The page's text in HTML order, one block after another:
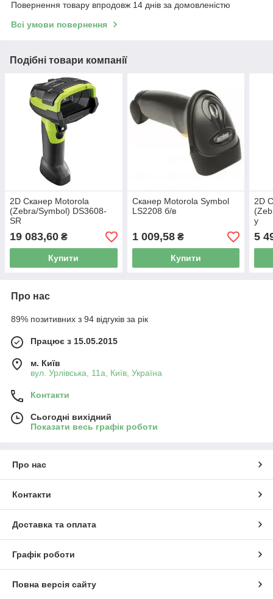
Повернення товару впродовж 14 днів за домовленістю
Всі умови повернення
Подібні товари компанії
2D Сканер Motorola
(Zebra/Symbol) DS3608-
SR
19 083,60 ₴
Купити
Сканер Motorola Symbol
LS2208 б/в
1 009,58₴
Купити
2D
у
5
Про нас
89% позитивних з 94 відгуків за рік
Працює з 15.05.2015
м. Київ
вул. Урлівська, 11а, Київ, Україна
Контакти
Сьогодні вихідний
Показати весь графік роботи
Про нас
Контакти
Доставка та оплата
Графік роботи
Повна версія сайту